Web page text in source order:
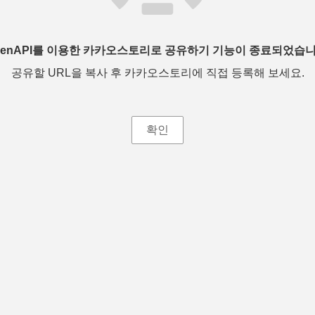
를 이용한 카카오스토리로 공유하기 기능이 종료되었습
공유할 URL을 복사 후 카카오스토리에 직접 등록해 보세요.
확인